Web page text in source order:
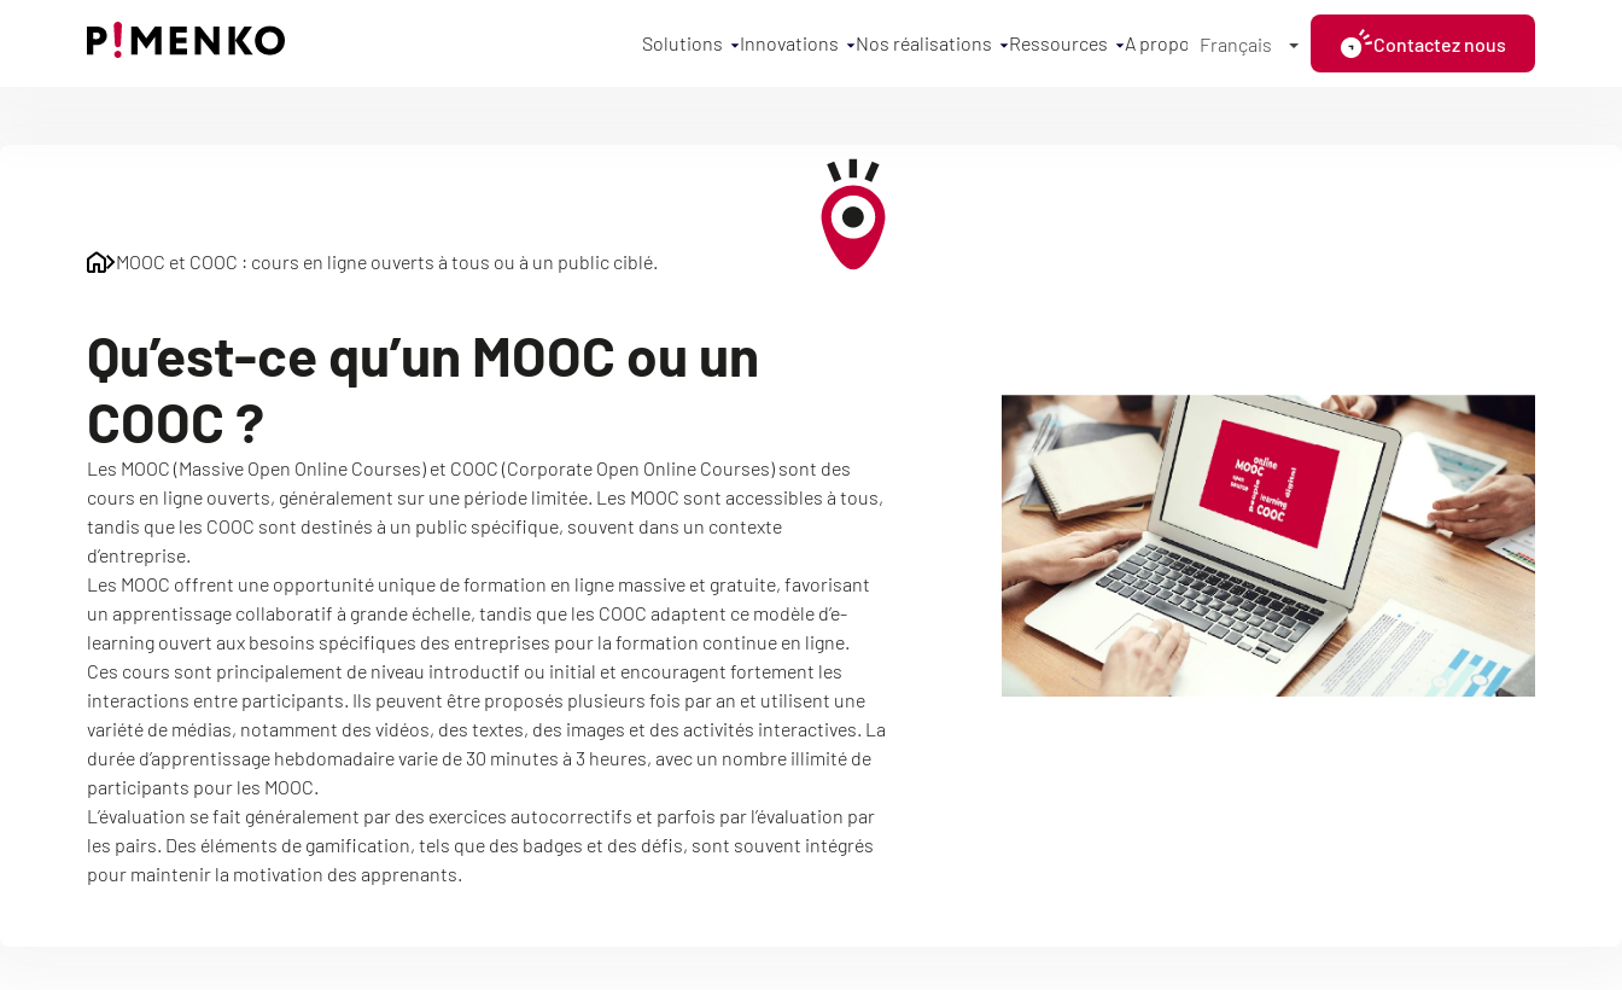
Solutions Innovations Nos réalisations Ressources A propos Français Contactez nous
MOOC et COOC : cours en ligne ouverts à tous ou à un public ciblé.
Qu’est-ce qu’un MOOC ou un
COOC ?
Les MOOC (Massive Open Online Courses) et COOC (Corporate Open Online Courses) sont des
cours en ligne ouverts, généralement sur une période limitée. Les MOOC sont accessibles à tous,
tandis que les COOC sont destinés à un public spécifique, souvent dans un contexte
d’entreprise.
Les MOOC offrent une opportunité unique de formation en ligne massive et gratuite, favorisant
un apprentissage collaboratif à grande échelle, tandis que les COOC adaptent ce modèle d’e-
learning ouvert aux besoins spécifiques des entreprises pour la formation continue en ligne.
Ces cours sont principalement de niveau introductif ou initial et encouragent fortement les
interactions entre participants. Ils peuvent être proposés plusieurs fois par an et utilisent une
variété de médias, notamment des vidéos, des textes, des images et des activités interactives. La
durée d’apprentissage hebdomadaire varie de 30 minutes à 3 heures, avec un nombre illimité de
participants pour les MOOC.
L’évaluation se fait généralement par des exercices autocorrectifs et parfois par l’évaluation par
les pairs. Des éléments de gamification, tels que des badges et des défis, sont souvent intégrés
pour maintenir la motivation des apprenants.